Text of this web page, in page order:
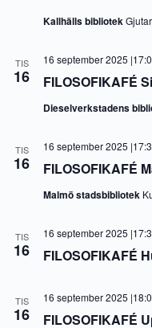
Kallhälls bibliotek
TIS
16 FILOSOFIKAFÉ
16 september 2025
Dieselverkstadens
TIS
16 FILOSOFIKAFÉ
16 september 2025
Malmö stadsbibliotek
TIS
16 FILOSOFIKAFÉ
16 september 2025
TIS
16 FILOSOFIKAFÉ
16 september 2025